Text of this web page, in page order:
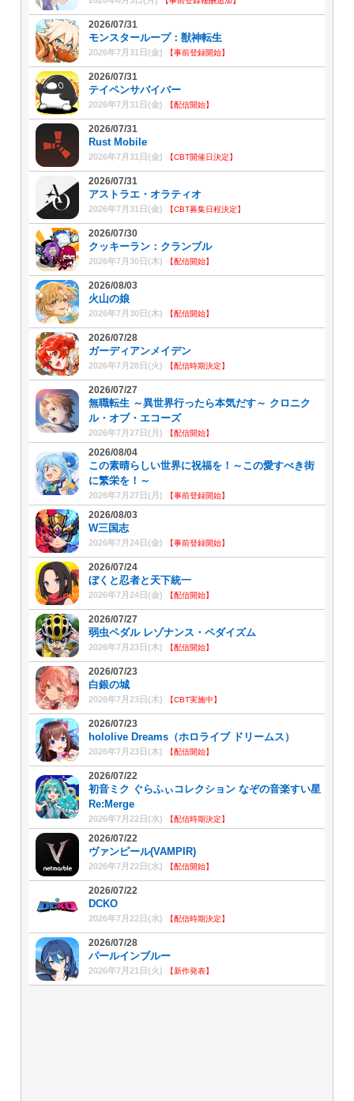
2026/07/31
モンスターループ：獣神転生
2026年7月31日(金) 【事前登録開始】
2026/07/31
テイペンサバイバー
2026年7月31日(金) 【配信開始】
2026/07/31
Rust Mobile
2026年7月31日(金) 【CBT開催日決定】
2026/07/31
アストラエ・オラティオ
2026年7月31日(金) 【CBT募集日程決定】
2026/07/30
クッキーラン：クランブル
2026年7月30日(木) 【配信開始】
2026/08/03
火山の娘
2026年7月30日(木) 【配信開始】
2026/07/28
ガーディアンメイデン
2026年7月28日(火) 【配信時期決定】
2026/07/27
無職転生 ～異世界行ったら本気だす～ クロニク
ル・オブ・エコーズ
2026年7月27日(月) 【配信開始】
2026/08/04
この素晴らしい世界に祝福を！～この愛すべき街
に繁栄を！～
2026年7月27日(月) 【事前登録開始】
2026/08/03
W三国志
2026年7月24日(金) 【事前登録開始】
2026/07/24
ぼくと忍者と天下統一
2026年7月24日(金) 【配信開始】
2026/07/27
弱虫ペダル レゾナンス・ペダイズム
2026年7月23日(木) 【配信開始】
2026/07/23
白銀の城
2026年7月23日(木) 【CBT実施中】
2026/07/23
hololive Dreams（ホロライブ ドリームス）
2026年7月23日(木) 【配信開始】
2026/07/22
初音ミク ぐらふぃコレクション なぞの音楽すい星
Re:Merge
2026年7月22日(水) 【配信時期決定】
2026/07/22
ヴァンピール(VAMPIR)
2026年7月22日(水) 【配信開始】
2026/07/22
DCKO
2026年7月22日(水) 【配信時期決定】
2026/07/28
パールインブルー
2026年7月21日(火) 【新作発表】